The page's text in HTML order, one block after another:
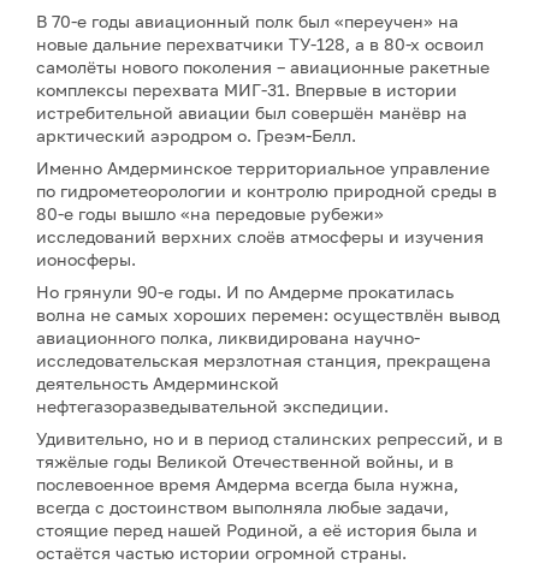
В 70-е годы авиационный полк был «переучен» на
новые дальние перехватчики ТУ-128, а в 80-х освоил
самолёты нового поколения – авиационные ракетные
комплексы перехвата МИГ-31. Впервые в истории
истребительной авиации был совершён манёвр на
арктический аэродром о. Греэм-Белл.
Именно Амдерминское территориальное управление
по гидрометеорологии и контролю природной среды в
80-е годы вышло «на передовые рубежи»
исследований верхних слоёв атмосферы и изучения
ионосферы.
Но грянули 90-е годы. И по Амдерме прокатилась
волна не самых хороших перемен: осуществлён вывод
авиационного полка, ликвидирована научно-
исследовательская мерзлотная станция, прекращена
деятельность Амдерминской
нефтегазоразведывательной экспедиции.
Удивительно, но и в период сталинских репрессий, и в
тяжёлые годы Великой Отечественной войны, и в
послевоенное время Амдерма всегда была нужна,
всегда с достоинством выполняла любые задачи,
стоящие перед нашей Родиной, а её история была и
остаётся частью истории огромной страны.